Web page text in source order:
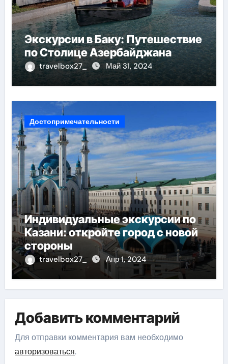
Экскурсии в Баку: Путешествие
по Столице Азербайджана
travelbox27_ Май 31, 2024
Достопримечательности
Индивидуальные экскурсии по
Казани: откройте город с новой
стороны
travelbox27_ Апр 1, 2024
Добавить комментарий
Для отправки комментария вам необходимо
авторизоваться.